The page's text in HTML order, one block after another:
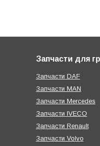
Запчасти для
Запчасти DAF
Запчасти MAN
Запчасти Mercedes
Запчасти IVECO
Запчасти Renault
Запчасти Volvo